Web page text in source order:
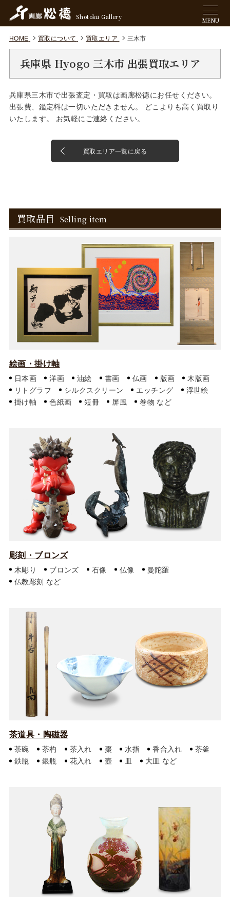
Shotoku Gallery MENU
HOME 買取について 買取エリア 三木市
兵庫県 Hyogo 三木市 出張買取エリア
兵庫県三木市で出張査定・買取は画廊松徳にお任せください。
出張費、鑑定料は一切いただきません。 どこよりも高く買取り
いたします。 お気軽にご連絡ください。
買取エリア一覧に戻る
買取品目 Selling item
絵画・掛け軸
日本画 洋画 油絵 書画 仏画 版画
木版画
リトグラフ
シルクスクリーン エッチング
浮世絵
掛け軸
色紙画 短冊 屏風 巻物
彫刻・ブロンズ
木彫り ブロンズ 石像 仏像
曼陀羅
仏教彫刻
茶道具・陶磁器
茶碗 茶杓 茶入れ 棗 水指 香合入れ
茶釜
鉄瓶
銀瓶 花入れ 壺 皿 大皿